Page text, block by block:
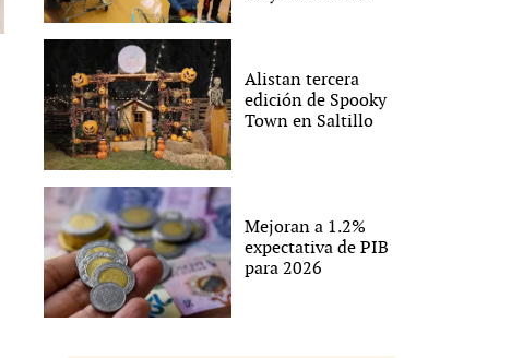
Alistan tercera
edición de Spooky
Town en Saltillo
Mejoran a 1.2%
expectativa de PIB
para 2026